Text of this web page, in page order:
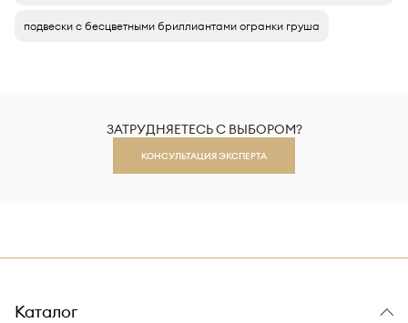
подвески с бесцветными бриллиантами огранки груша
ЗАТРУДНЯЕТЕСЬ С ВЫБОРОМ?
КОНСУЛЬТАЦИЯ ЭКСПЕРТА
Каталог